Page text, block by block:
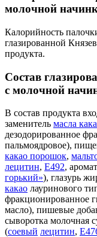
молочной
Калорийность
глазированной
продукта.
Состав
с молочной
В состав продукта
заменитель масла
дезодорированное
пальмоядровое),
какао порошок,
лецитин, Е492,
горький»), глазурь
какао лауринового
фракционированное
масло), пишевые
сыворотка молочная
(соевый лецитин,